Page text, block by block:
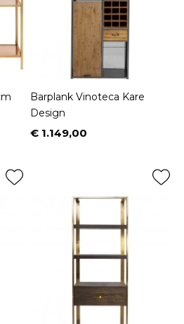
Barplank Vinoteca Kare
Design
Prijs
€ 1.149,00